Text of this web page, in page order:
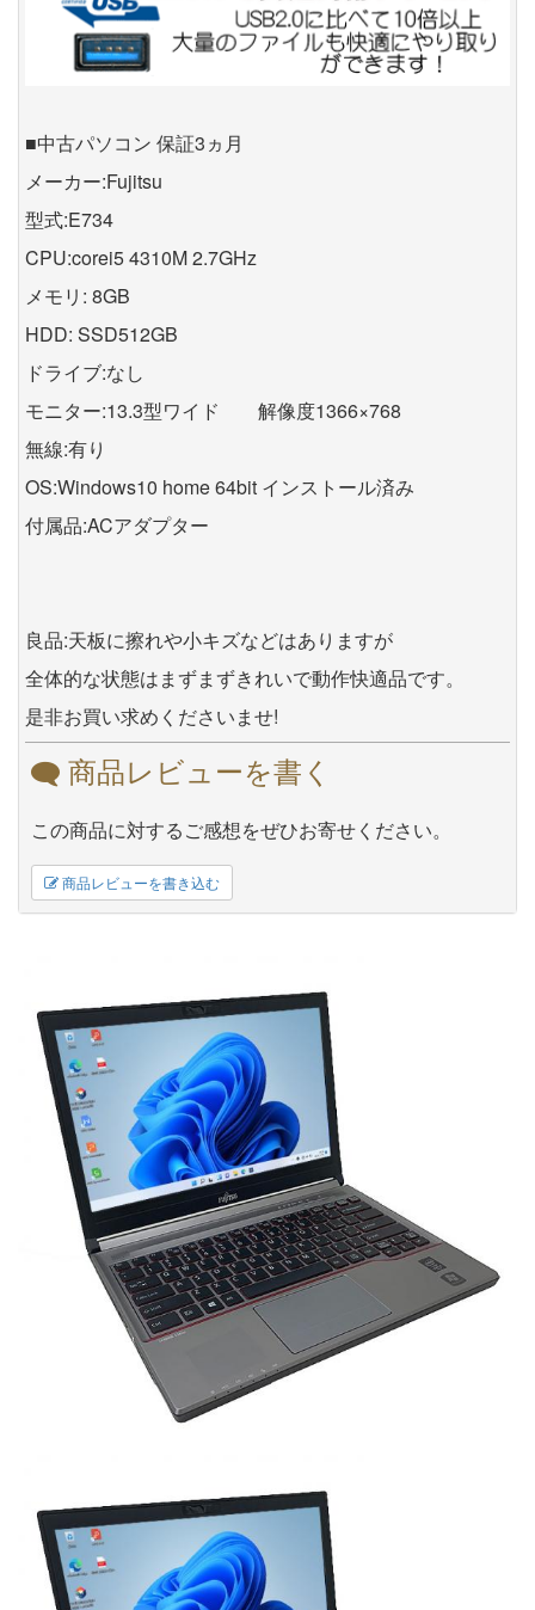
■中古パソコン 保証3ヵ月
メーカー:Fujitsu
型式:E734
CPU:corei5 4310M 2.7GHz
メモリ: 8GB
HDD: SSD512GB
ドライブ:なし
モニター:13.3型ワイド 解像度1366×768
無線:有り
OS:Windows10 home 64bit インストール済み
付属品:ACアダプター
良品:天板に擦れや小キズなどはありますが
全体的な状態はまずまずきれいで動作快適品です。
是非お買い求めくださいませ!
商品レビューを書く
この商品に対するご感想をぜひお寄せください。
商品レビューを書き込む